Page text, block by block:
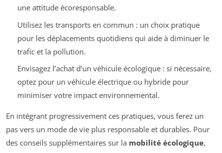
une attitude écoresponsable.
Utilisez les transports en commun : un choix pratique
pour les déplacements quotidiens qui aide à diminuer le
trafic et la pollution.
Envisagez l’achat d’un véhicule écologique : si nécessaire,
optez pour un véhicule électrique ou hybride pour
minimiser votre impact environnemental.
En intégrant progressivement ces pratiques, vous ferez un
pas vers un mode de vie plus responsable et durables. Pour
des conseils supplémentaires sur la mobilité écologique,